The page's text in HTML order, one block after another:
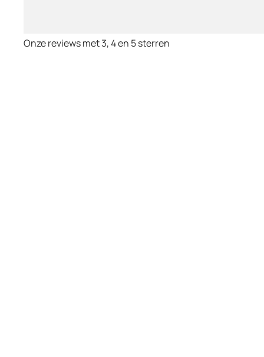
Onze reviews met 3, 4 en 5 sterren